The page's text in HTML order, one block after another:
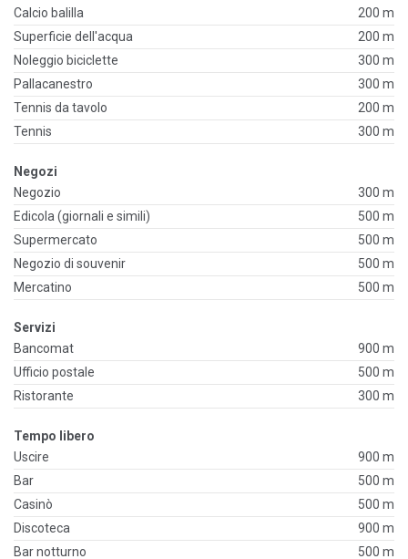
Calcio balilla
200 m
Superficie dell'acqua
200 m
Noleggio biciclette
300 m
Pallacanestro
300 m
Tennis da tavolo
200 m
Tennis
300 m
Negozi
Negozio
300 m
Edicola (giornali e simili)
500 m
Supermercato
500 m
Negozio di souvenir
500 m
Mercatino
500 m
Servizi
Bancomat
900 m
Ufficio postale
500 m
Ristorante
300 m
Tempo libero
Uscire
900 m
Bar
500 m
Casinò
500 m
Discoteca
900 m
Bar notturno
500 m